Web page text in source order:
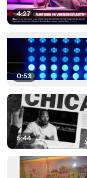
4:27
0:53
5:44